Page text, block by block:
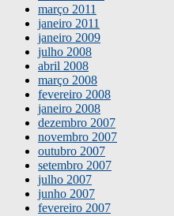
março 2011
janeiro 2011
janeiro 2009
julho 2008
abril 2008
março 2008
fevereiro 2008
janeiro 2008
dezembro 2007
novembro 2007
outubro 2007
setembro 2007
julho 2007
junho 2007
fevereiro 2007